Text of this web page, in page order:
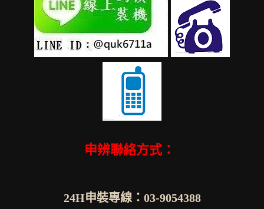
申辨聯絡方式：
24H申裝專線：03-9054388